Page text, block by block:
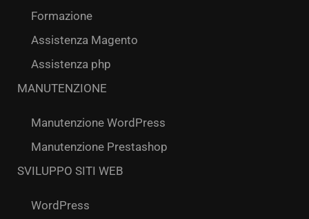
Formazione
Assistenza Magento
Assistenza php
MANUTENZIONE
Manutenzione WordPress
Manutenzione Prestashop
SVILUPPO SITI WEB
WordPress